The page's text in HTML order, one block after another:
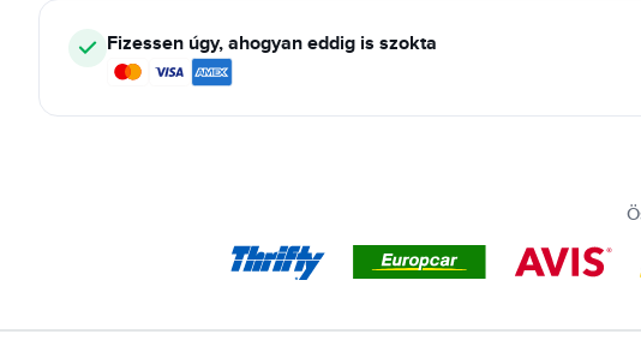
Fizessen úgy, ahogyan eddig is szokta